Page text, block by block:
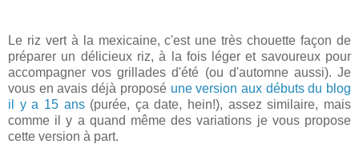
Le riz vert à la mexicaine, c'est une très chouette façon de
préparer un délicieux riz, à la fois léger et savoureux pour
accompagner vos grillades d'été (ou d'automne aussi). Je
vous en avais déjà proposéune version aux débuts du blog
il y a 15 ans(purée, ça date, hein!), assez similaire, mais
comme il y a quand même des variations je vous propose
cette version à part.